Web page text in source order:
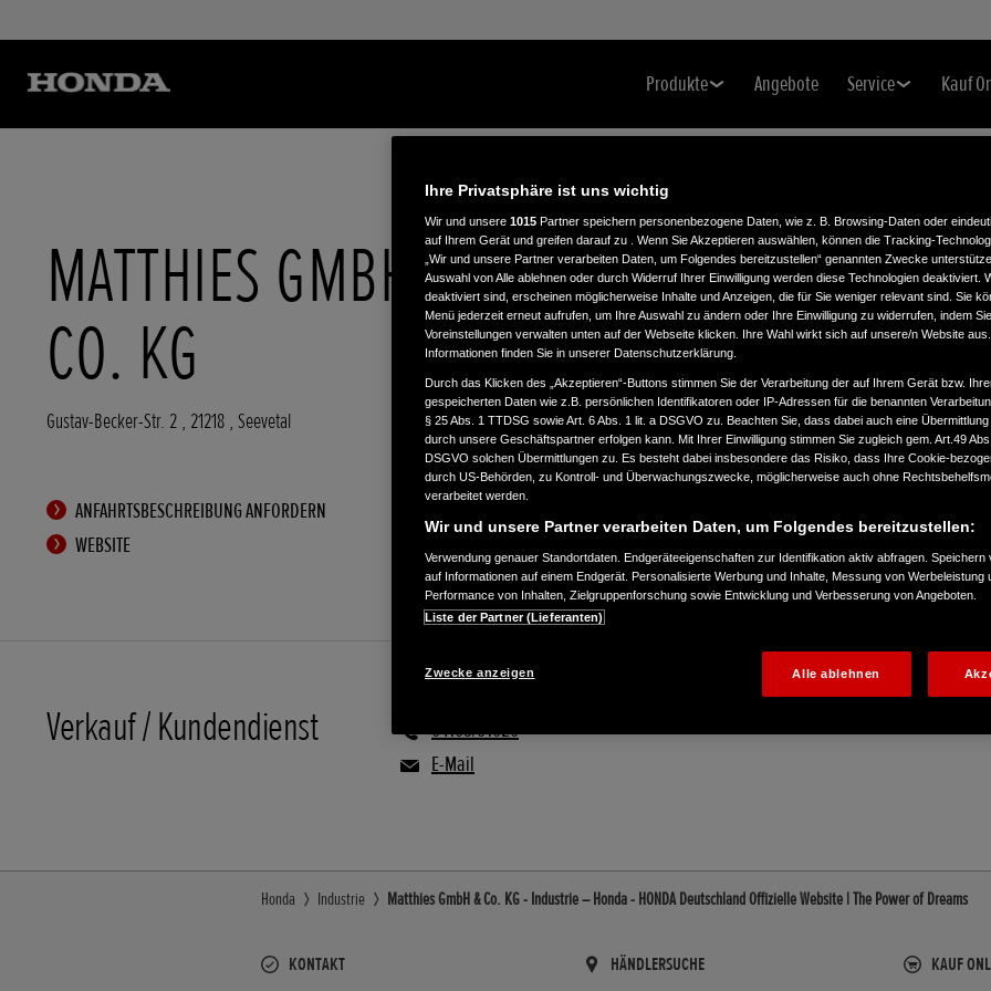
Produkte Angebote Service Kauf
MATTHIES GMBH &
CO. KG
Gustav-Becker-Str. 2 , 21218 , Seevetal
ANFAHRTSBESCHREIBUNG ANFORDERN
WEBSITE
Verkauf / Kundendienst
04105/61020
E-Mail
Honda Industrie Matthies GmbH & Co. KG - Industrie – Honda - HONDA Deutschland Offizielle Website | The Power of Dreams
KONTAKT HÄNDLERSUCHE KAUF
Ihre Privatsphäre ist uns wichtig
Wir und unsere 1015 Partner speichern personenbezogene Daten, wie z. B. Browsing-Daten oder
auf Ihrem Gerät und greifen darauf zu . Wenn Sie Akzeptieren auswählen, können die Tracking-
„Wir und unsere Partner verarbeiten Daten, um Folgendes bereitzustellen“ genannten Zwecke
Auswahl von Alle ablehnen oder durch Widerruf Ihrer Einwilligung werden diese Technologien deaktiviert.
deaktiviert sind, erscheinen möglicherweise Inhalte und Anzeigen, die für Sie weniger relevant sind. Sie
Menü jederzeit erneut aufrufen, um Ihre Auswahl zu ändern oder Ihre Einwilligung zu widerrufen, indem
Voreinstellungen verwalten unten auf der Webseite klicken. Ihre Wahl wirkt sich auf unsere/n Website
Informationen finden Sie in unserer Datenschutzerklärung.
Durch das Klicken des „Akzeptieren“-Buttons stimmen Sie der Verarbeitung der auf Ihrem Gerät bzw.
gespeicherten Daten wie z.B. persönlichen Identifikatoren oder IP-Adressen für die benannten
§ 25 Abs. 1 TTDSG sowie Art. 6 Abs. 1 lit. a DSGVO zu. Beachten Sie, dass dabei auch eine Übermittlung
durch unsere Geschäftspartner erfolgen kann. Mit Ihrer Einwilligung stimmen Sie zugleich gem. Art.49
DSGVO solchen Übermittlungen zu. Es besteht dabei insbesondere das Risiko, dass Ihre Cookie-
durch US-Behörden, zu Kontroll- und Überwachungszwecke, möglicherweise auch ohne
verarbeitet werden.
Wir und unsere Partner verarbeiten Daten, um Folgendes bereitzustellen:
Verwendung genauer Standortdaten. Endgeräteeigenschaften zur Identifikation aktiv abfragen. Speichern
auf Informationen auf einem Endgerät. Personalisierte Werbung und Inhalte, Messung von Werbeleistung
Performance von Inhalten, Zielgruppenforschung sowie Entwicklung und Verbesserung von Angeboten.
Liste der Partner (Lieferanten)
Zwecke anzeigen Alle ablehnen